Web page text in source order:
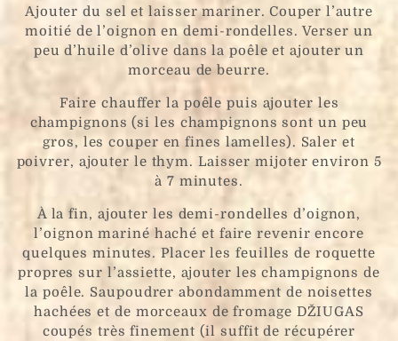
Ajouter du sel et laisser mariner. Couper l’autre
moitié de l’oignon en demi-rondelles. Verser un
peu d’huile d’olive dans la poêle et ajouter un
morceau de beurre.
Faire chauffer la poêle puis ajouter les
champignons (si les champignons sont un peu
gros, les couper en fines lamelles). Saler et
poivrer, ajouter le thym. Laisser mijoter environ 5
à 7 minutes.
À la fin, ajouter les demi-rondelles d’oignon,
l’oignon mariné haché et faire revenir encore
quelques minutes. Placer les feuilles de roquette
propres sur l’assiette, ajouter les champignons de
la poêle. Saupoudrer abondamment de noisettes
hachées et de morceaux de fromage DŽIUGAS
coupés très finement (il suffit de récupérer